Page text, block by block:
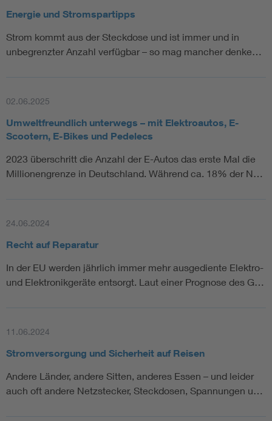
Energie und Stromspartipps
Strom kommt aus der Steckdose und ist immer und in
unbegrenzter Anzahl verfügbar – so mag mancher denke…
02.06.2025
Umweltfreundlich unterwegs – mit Elektroautos, E-
Scootern, E-Bikes und Pedelecs
2023 überschritt die Anzahl der E-Autos das erste Mal die
Millionengrenze in Deutschland. Während ca. 18% der N…
24.06.2024
Recht auf Reparatur
In der EU werden jährlich immer mehr ausgediente Elektro-
und Elektronikgeräte entsorgt. Laut einer Prognose des G…
11.06.2024
Stromversorgung und Sicherheit auf Reisen
Andere Länder, andere Sitten, anderes Essen – und leider
auch oft andere Netzstecker, Steckdosen, Spannungen u…